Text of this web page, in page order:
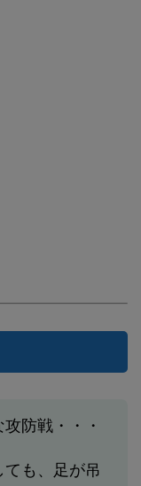
防戦・・・
も、足が吊